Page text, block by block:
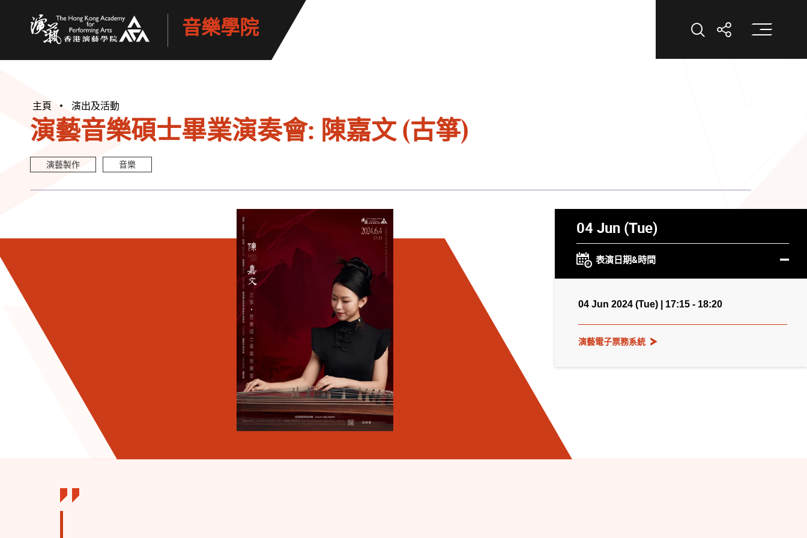
音樂學院 打開搜索打開分享打
主頁 演出及活動
演藝音樂碩士畢業演奏會: 陳嘉文 (古箏)
演藝製作 音樂
04 Jun (Tue)
表演日期&時間
04 Jun 2024 (Tue) | 17:15 - 18:20
演藝電子票務系統